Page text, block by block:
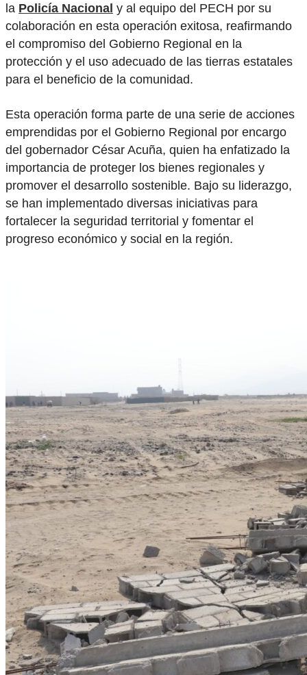
la Policía Nacional y al equipo del PECH por su
colaboración en esta operación exitosa, reafirmando
el compromiso del Gobierno Regional en la
protección y el uso adecuado de las tierras estatales
para el beneficio de la comunidad.
Esta operación forma parte de una serie de acciones
emprendidas por el Gobierno Regional por encargo
del gobernador César Acuña, quien ha enfatizado la
importancia de proteger los bienes regionales y
promover el desarrollo sostenible. Bajo su liderazgo,
se han implementado diversas iniciativas para
fortalecer la seguridad territorial y fomentar el
progreso económico y social en la región.